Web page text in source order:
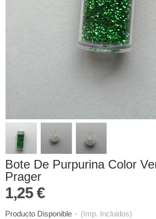
Bote De Purpurina Color
Prager
1,25 €
Producto Disponible - (Imp. Incluidos)